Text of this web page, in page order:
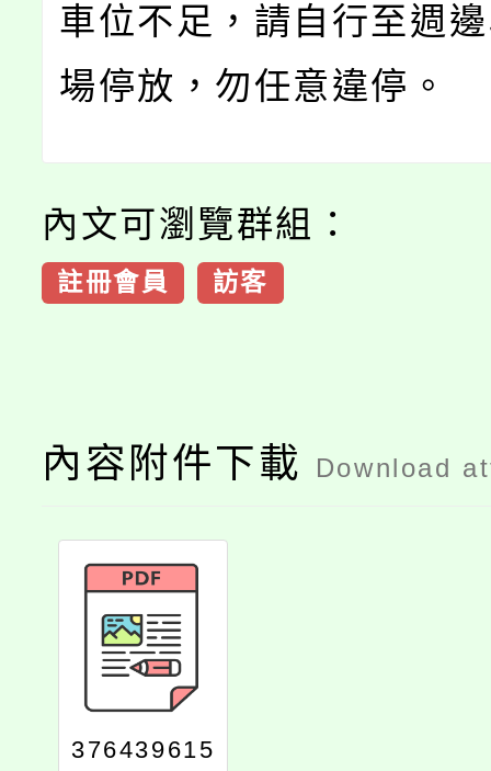
車位不足，請自行至週
場停放，勿任意違停。
內文可瀏覽群組：
註冊會員 訪客
內容附件下載 Download
376439615